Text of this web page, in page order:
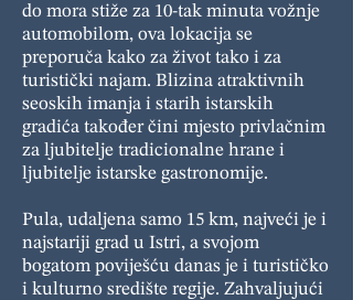
do mora stiže za 10-tak minuta vožnje
automobilom, ova lokacija se
preporuča kako za život tako i za
turistički najam. Blizina atraktivnih
seoskih imanja i starih istarskih
gradića također čini mjesto privlačnim
za ljubitelje tradicionalne hrane i
ljubitelje istarske gastronomije.
Pula, udaljena samo 15 km, najveći je i
najstariji grad u Istri, a svojom
bogatom poviješću danas je i turističko
i kulturno središte regije. Zahvaljujući